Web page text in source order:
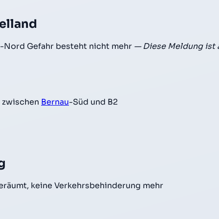
Nord Gefahr besteht nicht mehr — Diese Meldung ist
zwischen Bernau-Süd und B2
keine Verkehrsbehinderung mehr